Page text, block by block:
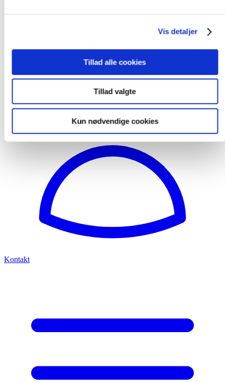
Vis detaljer
Tillad alle cookies
Tillad valgte
Kun nødvendige cookies
Deutsch
Kontakt